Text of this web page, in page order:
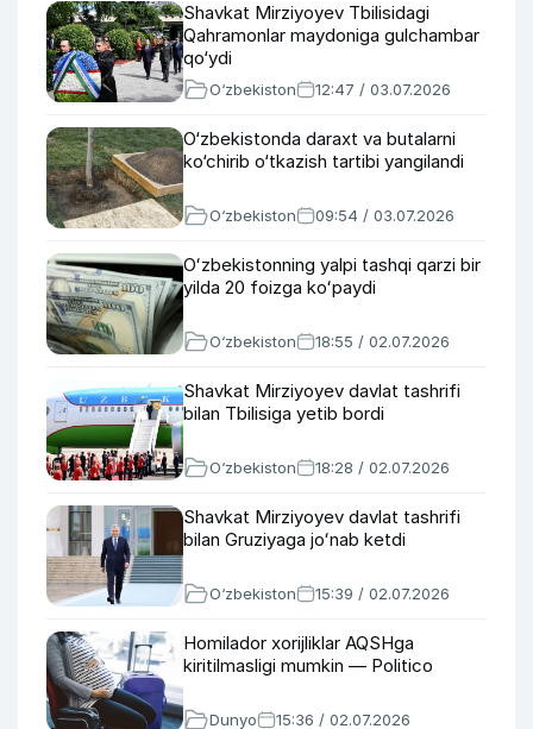
Shavkat Mirziyoyev Tbilisidagi
Qahramonlar maydoniga gulchambar
qo‘ydi
O‘zbekiston 12:47 / 03.07.2026
O‘zbekistonda daraxt va butalarni
ko‘chirib o‘tkazish tartibi yangilandi
O‘zbekiston 09:54 / 03.07.2026
Oʻzbekistonning yalpi tashqi qarzi bir
yilda 20 foizga koʻpaydi
O‘zbekiston 18:55 / 02.07.2026
Shavkat Mirziyoyev davlat tashrifi
bilan Tbilisiga yetib bordi
O‘zbekiston 18:28 / 02.07.2026
Shavkat Mirziyoyev davlat tashrifi
bilan Gruziyaga joʻnab ketdi
O‘zbekiston 15:39 / 02.07.2026
Homilador xorijliklar AQSHga
kiritilmasligi mumkin — Politico
Dunyo 15:36 / 02.07.2026